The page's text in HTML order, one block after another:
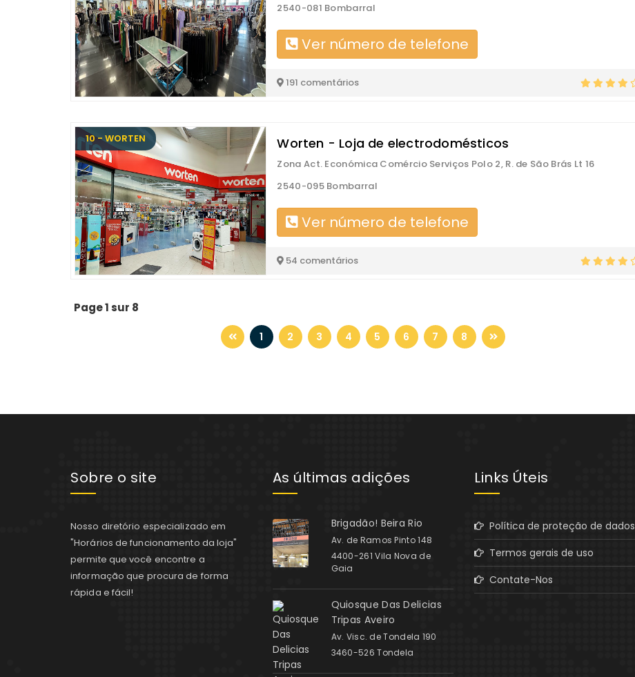
2540-081 Bombarral
Ver número de telefone
191 comentários
10 - WORTEN Worten - Loja de electrodomésticos
Zona Act. Económica Comércio Serviços Polo 2, R. de São Brás Lt 16
2540-095 Bombarral
Ver número de telefone
54 comentários
Page 1 sur 8
1 2 3 4 5 6 7 8
Sobre o site
Nosso diretório especializado em
"Horários de funcionamento da loja"
permite que você encontre a
informação que procura de forma
rápida e fácil!
As últimas adições
Brigadão! Beira Rio
Av. de Ramos Pinto 148
4400-261 Vila Nova de
Gaia
Quiosque Das Delicias
Tripas Aveiro
Av. Visc. de Tondela 190
3460-526 Tondela
Links Úteis
Política de proteção de dados
Termos gerais de uso
Contate-Nos